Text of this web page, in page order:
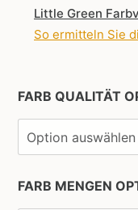
Little Green
So ermitteln Sie
FARB QUALITÄT
FARB MENGEN